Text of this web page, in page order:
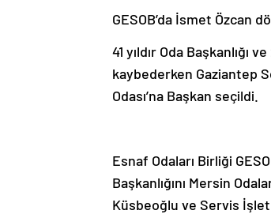
GESOB’da İsmet Özcan
41 yıldır Oda Başkanlığı
kaybederken Gaziantep
Odası’na Başkan seçildi.
Esnaf Odaları Birliği
Başkanlığını Mersin
Küsbeoğlu ve Servis